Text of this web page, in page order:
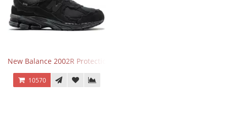
New Balance 2002R Protection Phantom Black
10570